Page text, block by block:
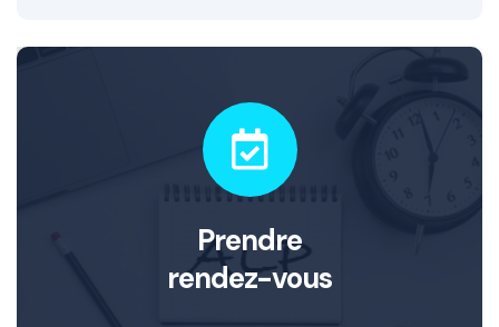
Prendre
rendez-vous